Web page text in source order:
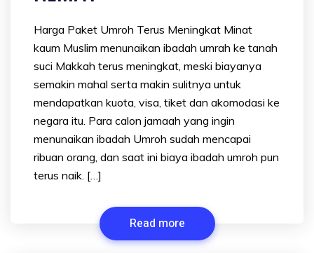
Harga Paket Umroh Terus Meningkat Minat
kaum Muslim menunaikan ibadah umrah ke tanah
suci Makkah terus meningkat, meski biayanya
semakin mahal serta makin sulitnya untuk
mendapatkan kuota, visa, tiket dan akomodasi ke
negara itu. Para calon jamaah yang ingin
menunaikan ibadah Umroh sudah mencapai
ribuan orang, dan saat ini biaya ibadah umroh pun
terus naik. […]
Read more